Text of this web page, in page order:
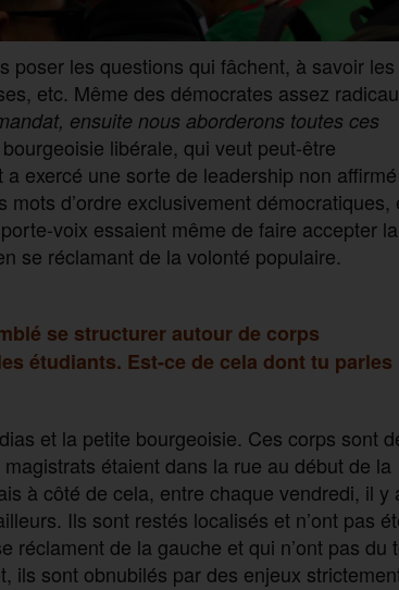
poser les questions qui fâchent, à savoir les
etc. Même des démocrates assez
ensuite nous aborderons toutes ces
libérale, qui veut peut-être
a exercé une sorte de leadership non
d’ordre exclusivement démocratiques,
voix essaient même de faire accepter la
se réclamant de la volonté populaire.
se structurer autour de corps
étudiants. Est-ce de cela dont tu parles
et la petite bourgeoisie. Ces corps sont
étaient dans la rue au début de la
à côté de cela, entre chaque vendredi, il y
Ils sont restés localisés et n’ont pas
réclament de la gauche et qui n’ont pas du
ils sont obnubilés par des enjeux